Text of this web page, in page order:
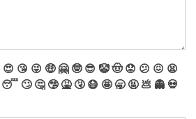
😍 😘 😜 🤑 🤗 🤓 😎 🤡🤠 😟 😕 😖 😫
😴 🙄 🤔 🤥 🤮 🤧 😷 🤩 🥱 🤬 💩 👻 💀